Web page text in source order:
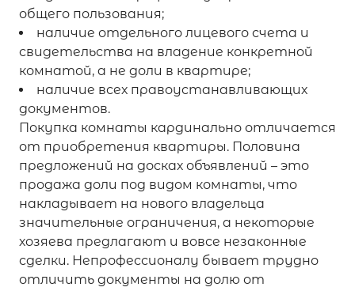
общего пользования;
наличие отдельного лицевого счета и
свидетельства на владение конкретной
комнатой, а не доли в квартире;
наличие всех правоустанавливающих
документов.
Покупка комнаты кардинально отличается
от приобретения квартиры. Половина
предложений на досках объявлений – это
продажа доли под видом комнаты, что
накладывает на нового владельца
значительные ограничения, а некоторые
хозяева предлагают и вовсе незаконные
сделки. Непрофессионалу бывает трудно
отличить документы на долю от